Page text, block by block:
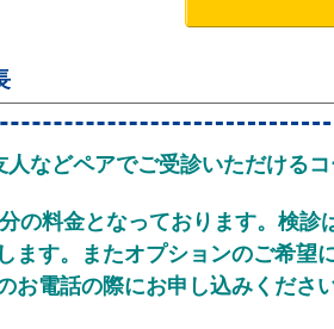
などペアでご受診いただけるコ
の料金となっております。検診
ます。またオプションのご希望
お電話の際にお申し込みください